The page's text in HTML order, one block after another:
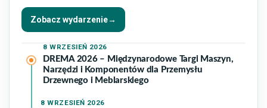
Zobacz wydarzenie→
8 WRZESIEŃ 2026
DREMA 2026 – Międzynarodowe Targi Maszyn,
Narzędzi i Komponentów dla Przemysłu
Drzewnego i Meblarskiego
8 WRZESIEŃ 2026